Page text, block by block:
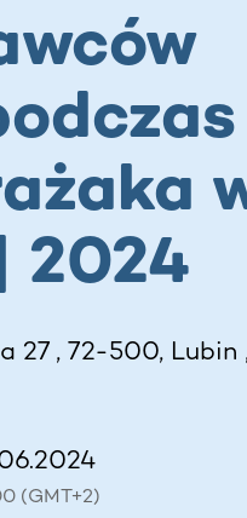
2024
27 , 72-500, Lubin ,
(GMT+2)